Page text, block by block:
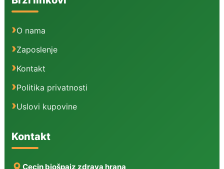
O nama
Zaposlenje
Kontakt
Politika privatnosti
Uslovi kupovine
Kontakt
Cecin biošpajz zdrava hrana